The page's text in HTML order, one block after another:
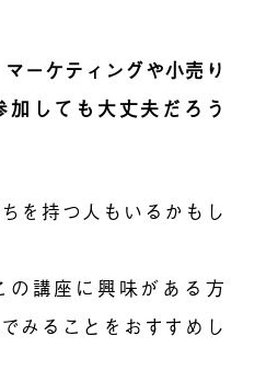
ーケティングや小売り
しても大丈夫だろう
を持つ人もいるかもし
の講座に興味がある方
みることをおすすめし